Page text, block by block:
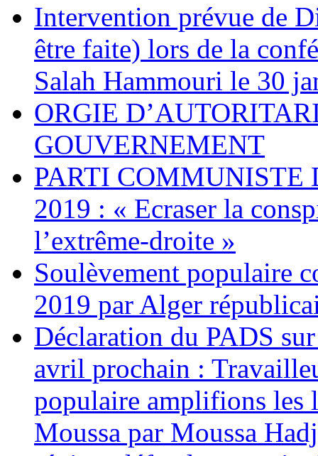
Intervention prévue de
être faite) lors de la
Salah Hammouri le 30
ORGIE
GOUVERNEMENT
PARTI COMMUNISTE
2019 : « Ecraser la
l’extrême-droite »
Soulèvement populaire
2019 par Alger
Déclaration du PADS
avril prochain :
populaire amplifions les
Moussa par Moussa